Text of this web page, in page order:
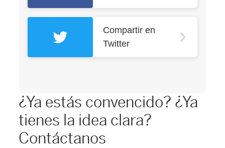
Compartir en
Twitter
¿Ya estás convencido? ¿Ya
tienes la idea clara?
Contáctanos